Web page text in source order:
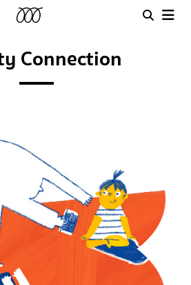
Connection